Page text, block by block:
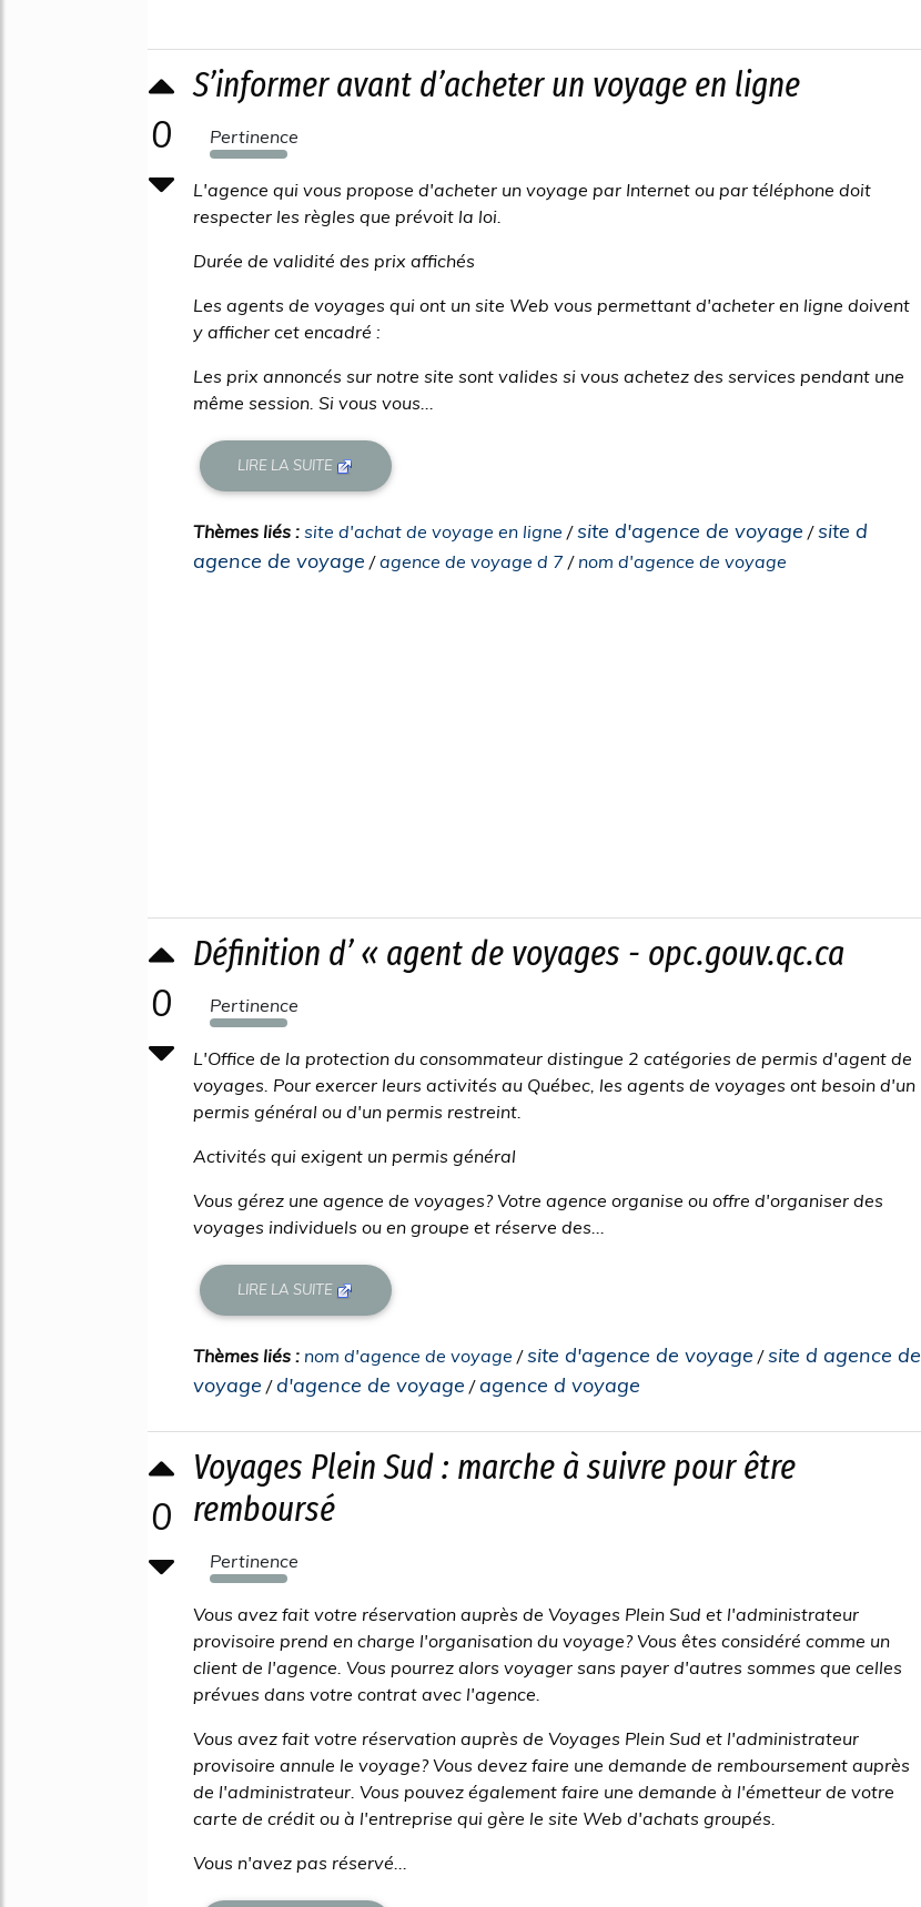
0
S’informer avant d’acheter un voyage en ligne
Pertinence
656%
L'agence qui vous propose d'acheter un voyage par Internet ou par téléphone doit
respecter les règles que prévoit la loi.
Durée de validité des prix affichés
Les agents de voyages qui ont un site Web vous permettant d'acheter en ligne doivent
y afficher cet encadré :
Les prix annoncés sur notre site sont valides si vous achetez des services pendant une
même session. Si vous vous...
LIRE LA SUITE
Thèmes liés : site d'achat de voyage en ligne /site d'agence de voyage /site d
agence de voyage /agence de voyage d 7 / nom d'agence de voyage
0
Définition d’ « agent de voyages - opc.gouv.qc.ca
Pertinence
515%
L'Office de la protection du consommateur distingue 2 catégories de permis d'agent de
voyages. Pour exercer leurs activités au Québec, les agents de voyages ont besoin d'un
permis général ou d'un permis restreint.
Activités qui exigent un permis général
Vous gérez une agence de voyages? Votre agence organise ou offre d'organiser des
voyages individuels ou en groupe et réserve des...
LIRE LA SUITE
Thèmes liés : nom d'agence de voyage /site d'agence de voyage /site d agence de
voyage /d'agence de voyage /agence d voyage
0
Voyages Plein Sud : marche à suivre pour être
remboursé
Pertinence
504%
Vous avez fait votre réservation auprès de Voyages Plein Sud et l'administrateur
provisoire prend en charge l'organisation du voyage? Vous êtes considéré comme un
client de l'agence. Vous pourrez alors voyager sans payer d'autres sommes que celles
prévues dans votre contrat avec l'agence.
Vous avez fait votre réservation auprès de Voyages Plein Sud et l'administrateur
provisoire annule le voyage? Vous devez faire une demande de remboursement auprès
de l'administrateur. Vous pouvez également faire une demande à l'émetteur de votre
carte de crédit ou à l'entreprise qui gère le site Web d'achats groupés.
Vous n'avez pas réservé...